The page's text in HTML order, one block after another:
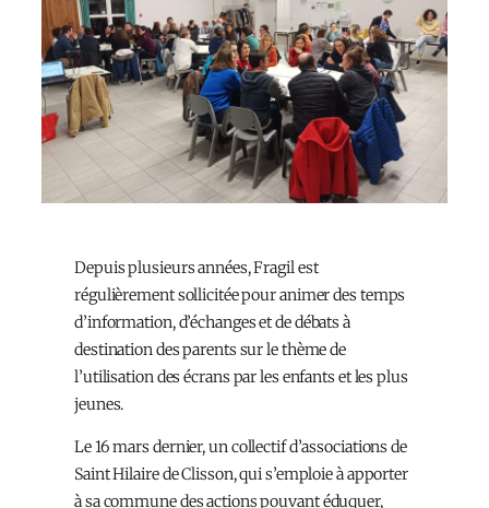
Depuis plusieurs années, Fragil est
régulièrement sollicitée pour animer des temps
d’information, d’échanges et de débats à
destination des parents sur le thème de
l’utilisation des écrans par les enfants et les plus
jeunes.
Le 16 mars dernier, un collectif d’associations de
Saint Hilaire de Clisson, qui s’emploie à apporter
à sa commune des actions pouvant éduquer,